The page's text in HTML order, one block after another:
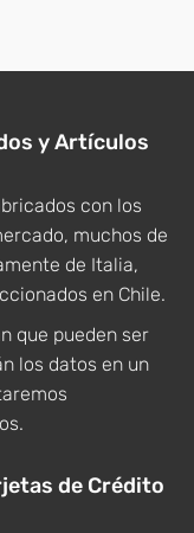
y Artículos
con los
muchos de
de Italia,
en Chile.
que pueden ser
los datos en un
de Crédito